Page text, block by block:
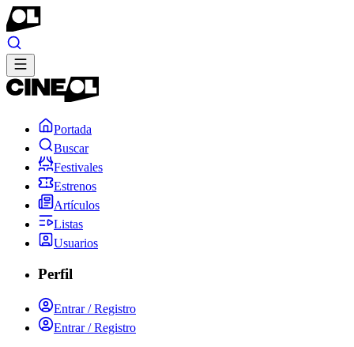
Portada
Buscar
Festivales
Estrenos
Artículos
Listas
Usuarios
Perfil
Entrar / Registro
Entrar / Registro